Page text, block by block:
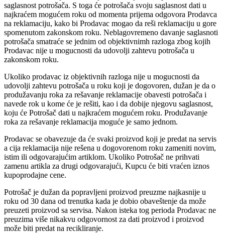
saglasnost potrošača. S toga će potrošača svoju saglasnost dati u
najkraćem mogućem roku od momenta prijema odgovora Prodavca
na reklamaciju, kako bi Prodavac mogao da reši reklamaciju u gore
spomenutom zakonskom roku. Neblagovremeno davanje saglasnoti
potrošača smatraće se jednim od objektivnimh razloga zbog kojih
Prodavac nije u mogucnosti da udovolji zahtevu potrošača u
zakonskom roku.
Ukoliko prodavac iz objektivnih razloga nije u mogucnosti da
udovolji zahtevu potrošača u roku koji je dogovoren, dužan je da o
produžavanju roka za rešavanje reklamacije obavesti potrošača i
navede rok u kome će je rešiti, kao i da dobije njegovu saglasnost,
koju će Potrošač dati u najkraćem mogućem roku. Produžavanje
roka za rešavanje reklamacija moguće je samo jednom.
Prodavac se obavezuje da će svaki proizvod koji je predat na servis
a cija reklamacija nije rešena u dogovorenom roku zameniti novim,
istim ili odgovarajućim artiklom. Ukoliko Potrošač ne prihvati
zamenu artikla za drugi odgovarajući, Kupcu će biti vraćen iznos
kupoprodajne cene.
Potrošač je dužan da popravljeni proizvod preuzme najkasnije u
roku od 30 dana od trenutka kada je dobio obaveštenje da može
preuzeti proizvod sa servisa. Nakon isteka tog perioda Prodavac ne
preuzima više nikakvu odgovornost za dati proizvod i proizvod
može biti predat na recikliranje.